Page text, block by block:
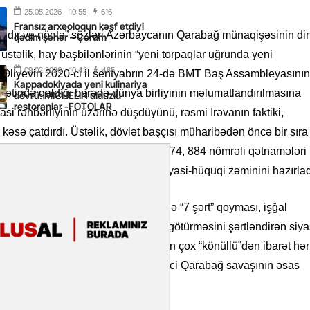
və nöqtə” sözləri Azərbaycanın Qarabağ münaqişəsinin
hay başbilənlərinin “yeni torpaqlar uğrunda yeni
2020-ci il sentyabrın 24-də BMT Baş Assambleyasının
qaldığı barədə dünya birliyinin məlumatlandırılmasına
rəhbərliyinin üzərinə düşdüyünü, rəsmi İrəvanın faktiki,
çatdırdı. Üstəlik, dövlət başçısı müharibədən öncə bir sıra
Şurasının 822, 853, 874, 884 nömrəli qətnamələri
deyərək hərbi əməliyyatların siyasi-hüquqi zəminini
çağırması, Azərbaycanın önünə “7 şərt” qoyması, işğal
Vətən Müharibəsinin start götürməsini şərtləndirən
hərbi təxribat, 10 mindən çox “könüllü”dən ibarət
kart-blanş verdi. Beləliklə, 2-ci Qarabağ savaşının əsas
- 16:43
Türkiyəyə 25 milyondan
gəlib – FOTOLAR
- 15:31
mərhələsi: Azərbaycan və
hansı imkanlar gözləyir? –
- 10:28
25.05.2026 - 10:55 616
Fransız arxeoloqun kəşf etdiyi
qədim şəhər – Çorum
09.02.2026- 10:42 485
Kappadokiyada yeni kulinariya
dövrü: MICHELIN ulduzlu
restoranlar -FOTOLAR